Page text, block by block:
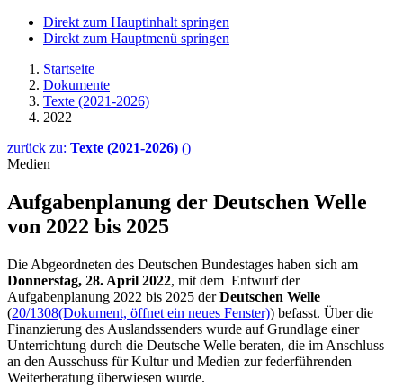
Direkt zum Hauptinhalt springen
Direkt zum Hauptmenü springen
Startseite
Dokumente
Texte (2021-2026)
2022
zurück zu: Texte (2021-2026) ()
Medien
Aufgabenplanung der Deutschen Welle
von 2022 bis 2025
Die Abgeordneten des Deutschen Bundestages haben sich am
Donnerstag, 28. April 2022, mit dem Entwurf der
Aufgabenplanung 2022 bis 2025 derDeutschen Welle
(20/1308(Dokument, öffnet ein neues Fenster)) befasst. Über die
Finanzierung des Auslandssenders wurde auf Grundlage einer
Unterrichtung durch die Deutsche Welle beraten, die im Anschluss
an den Ausschuss für Kultur und Medien zur federführenden
Weiterberatung überwiesen wurde.